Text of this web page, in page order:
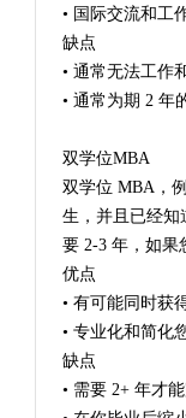
• 国际交流和工
缺点
• 通常无法工作
• 通常为期 2 年
双学位MBA
双学位 MBA，
生，并且已经知
要 2-3 年，如果
优点
• 有可能同时获
• 专业化和简化
缺点
• 需要 2+ 年才